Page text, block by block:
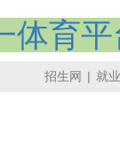
体育
招生网 | 就